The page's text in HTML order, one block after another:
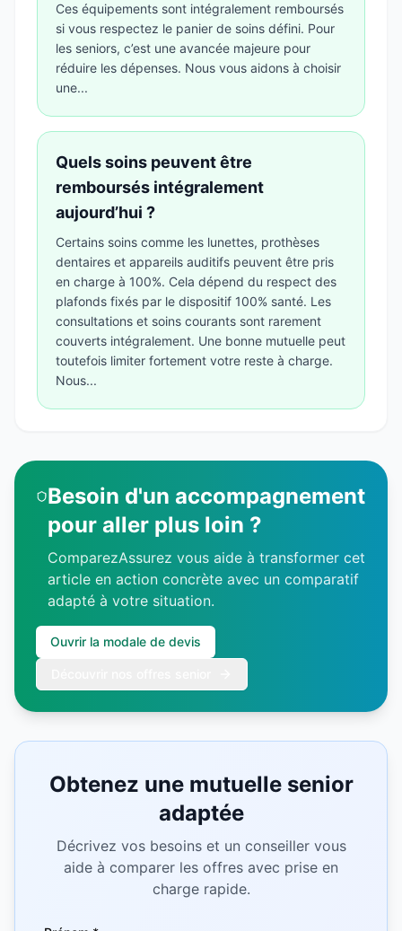
Ces équipements sont intégralement remboursés
si vous respectez le panier de soins défini. Pour
les seniors, c’est une avancée majeure pour
réduire les dépenses. Nous vous aidons à choisir
une...
Quels soins peuvent être
remboursés intégralement
aujourd’hui ?
Certains soins comme les lunettes, prothèses
dentaires et appareils auditifs peuvent être pris
en charge à 100%. Cela dépend du respect des
plafonds fixés par le dispositif 100% santé. Les
consultations et soins courants sont rarement
couverts intégralement. Une bonne mutuelle peut
toutefois limiter fortement votre reste à charge.
Nous...
Besoin d'un accompagnement
pour aller plus loin ?
ComparezAssurez vous aide à transformer cet
article en action concrète avec un comparatif
adapté à votre situation.
Ouvrir la modale de devis
Obtenez une mutuelle senior
adaptée
Décrivez vos besoins et un conseiller vous
aide à comparer les offres avec prise en
charge rapide.